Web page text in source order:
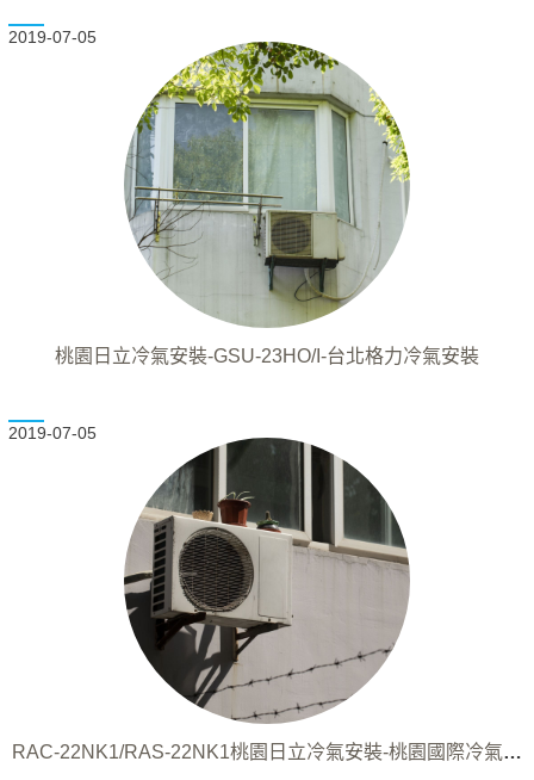
2019-07-05
桃園日立冷氣安裝-GSU-23HO/I-台北格力冷氣安裝
2019-07-05
RAC-22NK1/RAS-22NK1桃園日立冷氣安裝-桃園國際冷氣安